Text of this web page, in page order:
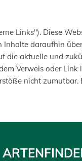
Links"). Diese
daraufhin
die aktuelle und
Verweis oder
nicht